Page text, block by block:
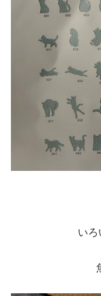
いろ